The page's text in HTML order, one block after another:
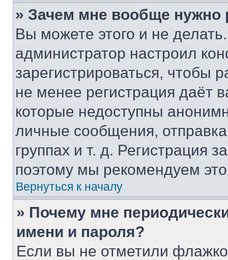
» Зачем мне вообще нужно
Вы можете этого и не
администратор настроил
зарегистрироваться, чтобы
не менее регистрация даёт
которые недоступны
личные сообщения,
группах и т. д. Регистрация
поэтому мы рекомендуем
Вернуться к началу
» Почему мне
имени и пароля?
Если вы не отметили